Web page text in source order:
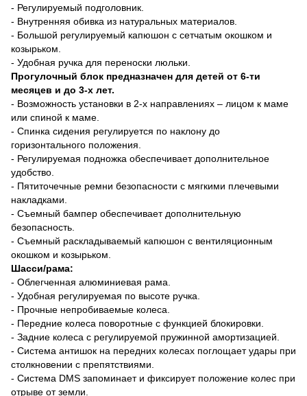
- Регулируемый подголовник.
- Внутренняя обивка из натуральных материалов.
- Большой регулируемый капюшон с сетчатым окошком и
козырьком.
- Удобная ручка для переноски люльки.
Прогулочный блок предназначен для детей от 6-ти
месяцев и до 3-х лет.
- Возможность установки в 2-х направлениях – лицом к маме
или спиной к маме.
- Спинка сидения регулируется по наклону до
горизонтального положения.
- Регулируемая подножка обеспечивает дополнительное
удобство.
- Пятиточечные ремни безопасности с мягкими плечевыми
накладками.
- Съемный бампер обеспечивает дополнительную
безопасность.
- Съемный раскладываемый капюшон с вентиляционным
окошком и козырьком.
Шасси/рама:
- Облегченная алюминиевая рама.
- Удобная регулируемая по высоте ручка.
- Прочные непробиваемые колеса.
- Передние колеса поворотные с функцией блокировки.
- Задние колеса с регулируемой пружинной амортизацией.
- Система антишок на передних колесах поглощает удары при
столкновении с препятствиями.
- Система DMS запоминает и фиксирует положение колес при
отрыве от земли.